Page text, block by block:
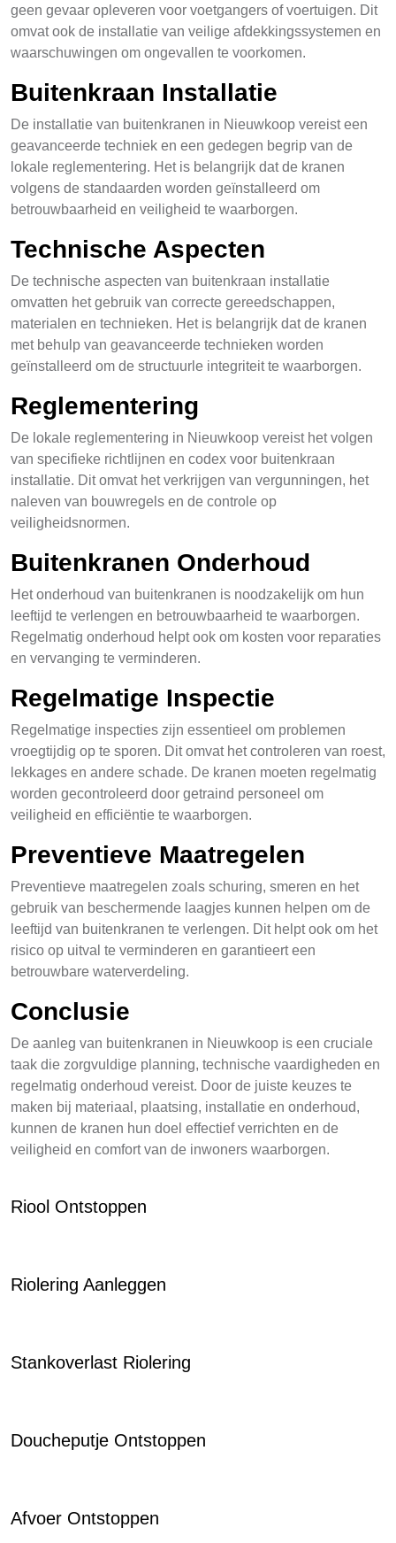
geen gevaar opleveren voor voetgangers of voertuigen. Dit
omvat ook de installatie van veilige afdekkingssystemen en
waarschuwingen om ongevallen te voorkomen.
Buitenkraan Installatie
De installatie van buitenkranen in Nieuwkoop vereist een
geavanceerde techniek en een gedegen begrip van de
lokale reglementering. Het is belangrijk dat de kranen
volgens de standaarden worden geïnstalleerd om
betrouwbaarheid en veiligheid te waarborgen.
Technische Aspecten
De technische aspecten van buitenkraan installatie
omvatten het gebruik van correcte gereedschappen,
materialen en technieken. Het is belangrijk dat de kranen
met behulp van geavanceerde technieken worden
geïnstalleerd om de structuurle integriteit te waarborgen.
Reglementering
De lokale reglementering in Nieuwkoop vereist het volgen
van specifieke richtlijnen en codex voor buitenkraan
installatie. Dit omvat het verkrijgen van vergunningen, het
naleven van bouwregels en de controle op
veiligheidsnormen.
Buitenkranen Onderhoud
Het onderhoud van buitenkranen is noodzakelijk om hun
leeftijd te verlengen en betrouwbaarheid te waarborgen.
Regelmatig onderhoud helpt ook om kosten voor reparaties
en vervanging te verminderen.
Regelmatige Inspectie
Regelmatige inspecties zijn essentieel om problemen
vroegtijdig op te sporen. Dit omvat het controleren van roest,
lekkages en andere schade. De kranen moeten regelmatig
worden gecontroleerd door getraind personeel om
veiligheid en efficiëntie te waarborgen.
Preventieve Maatregelen
Preventieve maatregelen zoals schuring, smeren en het
gebruik van beschermende laagjes kunnen helpen om de
leeftijd van buitenkranen te verlengen. Dit helpt ook om het
risico op uitval te verminderen en garantieert een
betrouwbare waterverdeling.
Conclusie
De aanleg van buitenkranen in Nieuwkoop is een cruciale
taak die zorgvuldige planning, technische vaardigheden en
regelmatig onderhoud vereist. Door de juiste keuzes te
maken bij materiaal, plaatsing, installatie en onderhoud,
kunnen de kranen hun doel effectief verrichten en de
veiligheid en comfort van de inwoners waarborgen.
Riool Ontstoppen
Riolering Aanleggen
Stankoverlast Riolering
Doucheputje Ontstoppen
Afvoer Ontstoppen